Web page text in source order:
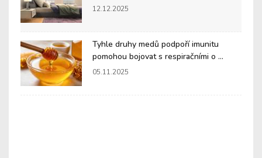
12.12.2025
Tyhle druhy medů podpoří imunitu
pomohou bojovat s respiračními o ...
05.11.2025